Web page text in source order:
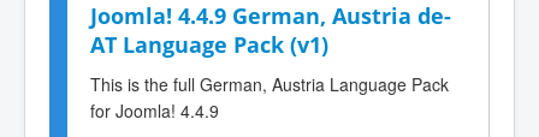
Joomla! 4.4.9 German, Austria de-
AT Language Pack (v1)
This is the full German, Austria Language Pack
for Joomla! 4.4.9